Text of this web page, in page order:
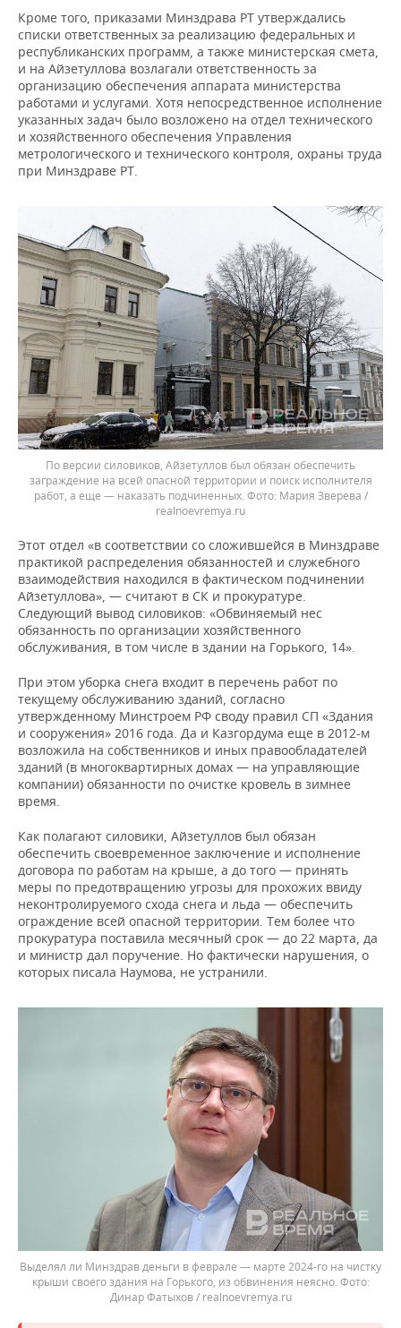
Кроме того, приказами Минздрава РТ утверждались
списки ответственных за реализацию федеральных и
республиканских программ, а также министерская смета,
и на Айзетуллова возлагали ответственность за
организацию обеспечения аппарата министерства
работами и услугами. Хотя непосредственное исполнение
указанных задач было возложено на отдел технического
и хозяйственного обеспечения Управления
метрологического и технического контроля, охраны труда
при Минздраве РТ.
По версии силовиков, Айзетуллов был обязан обеспечить
заграждение на всей опасной территории и поиск исполнителя
работ, а еще — наказать подчиненных.
Мария Зверева /
realnoevremya.ru
Этот отдел «в соответствии со сложившейся в Минздраве
практикой распределения обязанностей и служебного
взаимодействия находился в фактическом подчинении
Айзетуллова», — считают в СК и прокуратуре.
Следующий вывод силовиков: «Обвиняемый нес
обязанность по организации хозяйственного
обслуживания, в том числе в здании на Горького, 14».
При этом уборка снега входит в перечень работ по
текущему обслуживанию зданий, согласно
утвержденному Минстроем РФ своду правил СП «Здания
и сооружения» 2016 года. Да и Казгордума еще в 2012-м
возложила на собственников и иных правообладателей
зданий (в многоквартирных домах — на управляющие
компании) обязанности по очистке кровель в зимнее
время.
Как полагают силовики, Айзетуллов был обязан
обеспечить своевременное заключение и исполнение
договора по работам на крыше, а до того — принять
меры по предотвращению угрозы для прохожих ввиду
неконтролируемого схода снега и льда — обеспечить
ограждение всей опасной территории. Тем более что
прокуратура поставила месячный срок — до 22 марта, да
и министр дал поручение. Но фактически нарушения, о
которых писала Наумова, не устранили.
Выделял ли Минздрав деньги в феврале — марте 2024-го на чистку
крыши своего здания на Горького, из обвинения неясно.
Динар Фатыхов / realnoevremya.ru